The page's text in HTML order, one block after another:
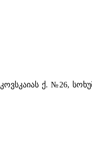
ქ. №26,